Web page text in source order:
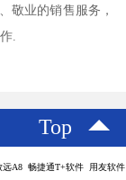
敬业的销售服务，
.
Top
A8 畅捷通T+软件 用友软件